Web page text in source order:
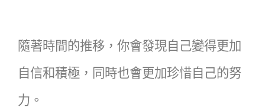
隨著時間的推移，你會發現自己變得更加
自信和積極，同時也會更加珍惜自己的努
力。